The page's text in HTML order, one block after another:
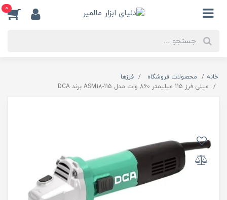
0
خانه محصولات فروشگاه
فرزها
مینی فرز 115 میلیمتر 860 وات مدل ASM18-115 برند DCA